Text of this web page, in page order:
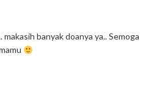
makasih banyak doanya ya.. Semoga